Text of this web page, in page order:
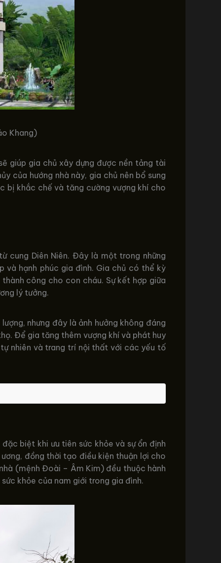
Khang)
giúp gia chủ xây dựng được nền tảng tài
của hướng nhà này, gia chủ nên bổ sung
bị khắc chế và tăng cường vượng khí cho
cung Diên Niên. Đây là một trong những
và hạnh phúc gia đình. Gia chủ có thể kỳ
công cho con cháu. Sự kết hợp giữa
lý tưởng.
nhưng đây là ảnh hưởng không đáng
Để gia tăng thêm vượng khí và phát huy
nhiên và trang trí nội thất với các yếu tố
biệt khi ưu tiên sức khỏe và sự ổn định
đồng thời tạo điều kiện thuận lợi cho
(mệnh Đoài – Âm Kim) đều thuộc hành
khỏe của nam giới trong gia đình.